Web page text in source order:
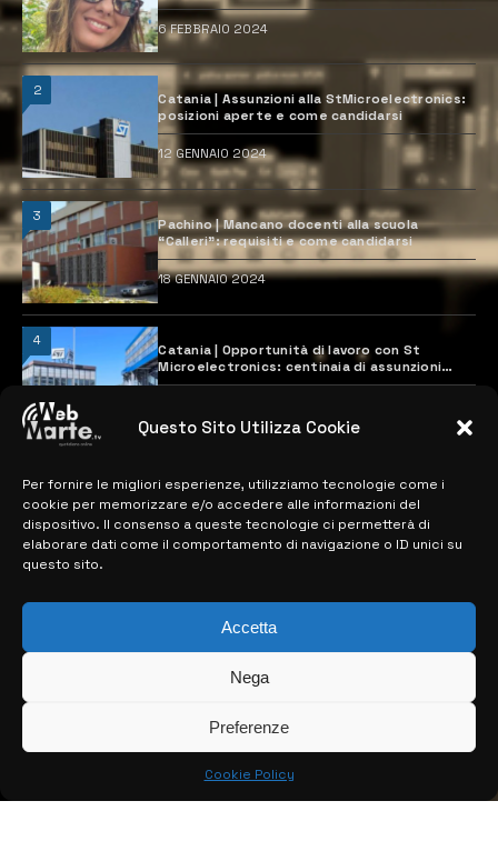
Questo Sito Utilizza Cookie
Per fornire le migliori esperienze, utilizziamo tecnologie come i
cookie per memorizzare e/o accedere alle informazioni del
dispositivo. Il consenso a queste tecnologie ci permetterà di
elaborare dati come il comportamento di navigazione o ID unici su
questo sito.
Accetta
Nega
Preferenze
Cookie Policy
6 FEBBRAIO 2024
2
Catania | Assunzioni alla StMicroelectronics:
posizioni aperte e come candidarsi
12 GENNAIO 2024
3
Pachino | Mancano docenti alla scuola
“Calleri”: requisiti e come candidarsi
18 GENNAIO 2024
4
Catania | Opportunità di lavoro con St
Microelectronics: centinaia di assunzioni
previste
MAPPA DEL SITO
> NOTIZIE